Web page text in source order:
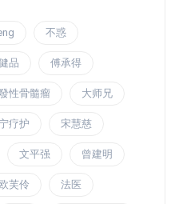
不惑
品 傅承得
性骨髓瘤 大师兄
疗护 宋慧慈
文平强 曾建明
欧芙伶 法医